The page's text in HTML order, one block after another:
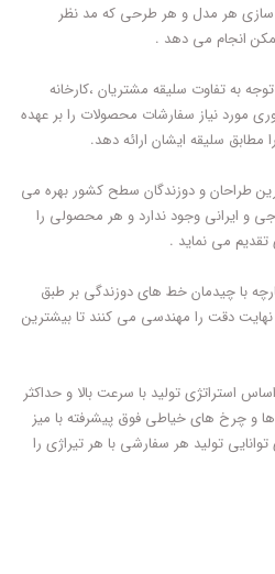
سازی هر مدل و هر طرحی که مد نظر
انجام می دهد .
به تفاوت سلیقه مشتریان ،کارخانه
مورد نیاز سفارشات محصولات را بر عهده
سلیقه ایشان ارائه دهد.
طراحان و دوزندگان سطح کشور بهره می
و ایرانی وجود ندارد و هر محصولی را
تقدیم می نماید .
با چیدمان خط های دوزندگی بر طبق
دقت را مهندسی می کنند تا بیشترین
استراتژی تولید با سرعت بالا و حداکثر
و چرخ های خیاطی فوق پیشرفته با میز
تولید هر سفارشی با هر تیراژی را